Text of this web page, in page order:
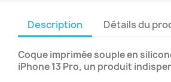
Description Détails du
Coque imprimée souple en
iPhone 13 Pro, un produit